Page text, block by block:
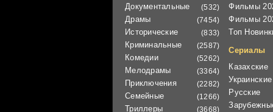
Документальные (532)
Драмы (7454)
Исторические (833)
Криминальные (2587)
Комедии (5262)
Мелодрамы (3364)
Приключения (2282)
Семейные (1266)
Триллеры (3668)
Фильмы
Фильмы
Топ
Сериалы
Казахские
Украинские
Русские